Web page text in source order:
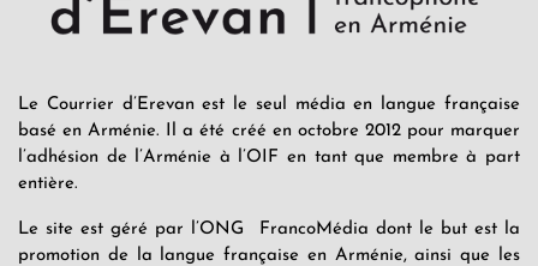
Le Courrier d’Erevan est le seul média en langue française
basé en Arménie. Il a été créé en octobre 2012 pour marquer
l’adhésion de l’Arménie à l’OIF en tant que membre à part
entière.
Le site est géré par l’ONG FrancoMédia dont le but est la
promotion de la langue française en Arménie, ainsi que les